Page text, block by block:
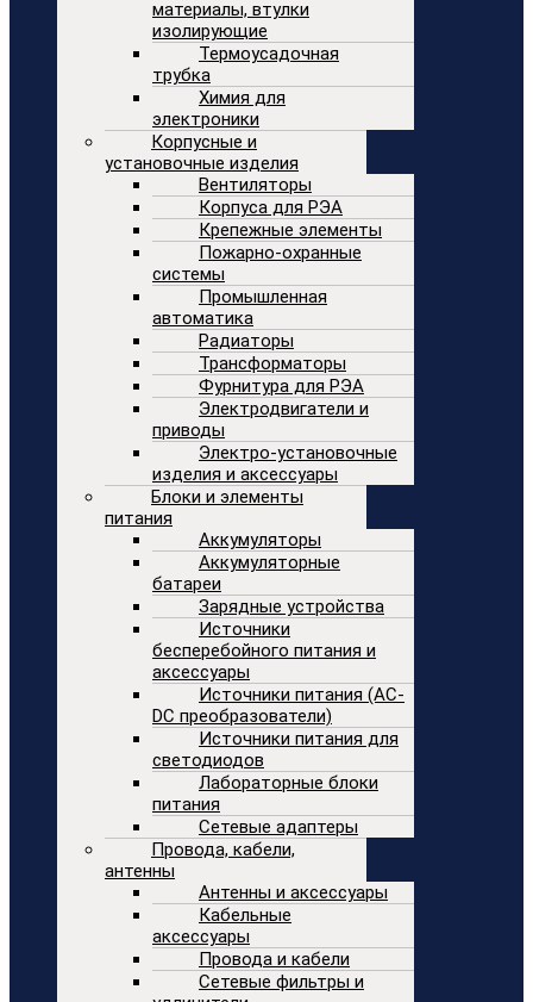
материалы, втулки
изолирующие
Термоусадочная
трубка
Химия для
электроники
Корпусные и
установочные изделия
Вентиляторы
Корпуса для РЭА
Крепежные элементы
Пожарно-охранные
системы
Промышленная
автоматика
Радиаторы
Трансформаторы
Фурнитура для РЭА
Электродвигатели и
приводы
Электро-установочные
изделия и аксессуары
Блоки и элементы
питания
Аккумуляторы
Аккумуляторные
батареи
Зарядные устройства
Источники
бесперебойного питания и
аксессуары
Источники питания (AC-
DC преобразователи)
Источники питания для
светодиодов
Лабораторные блоки
питания
Сетевые адаптеры
Провода, кабели,
антенны
Антенны и аксессуары
Кабельные
аксессуары
Провода и кабели
Сетевые фильтры и